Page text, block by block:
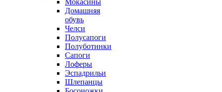
Мокасины
Домашняя
обувь
Челси
Полусапоги
Полуботинки
Сапоги
Лоферы
Эспадрильи
Шлепанцы